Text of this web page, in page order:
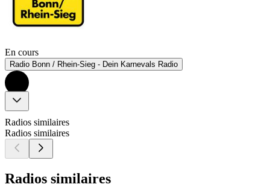
En cours
Radio Bonn / Rhein-Sieg - Dein Karnevals Radio
Radios similaires
Radios similaires
Radios similaires